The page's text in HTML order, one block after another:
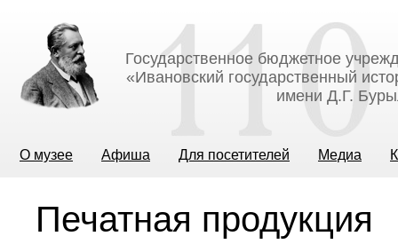
Государственное бюджетное
«Ивановский государственный
имени Д.Г.
О музее Афиша Для посетителей Медиа
Печатная продукция